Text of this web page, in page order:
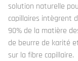
solution naturelle
capillaires intègrent
90% de la matière
de beurre de karité
sur la fibre capillaire.